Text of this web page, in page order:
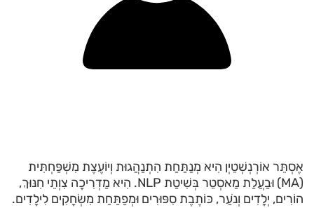
אֶסְתֵּר אוֹרְנְשְׁטֵיְן הִיא מְנַתַּחַת הִתְנַהֲגוּת וְיוֹעֶצֶת מִשְׁפַּחְתִּית
(MA) וּבַעֲלַת מַאסְטֵר בְּשִׁיטַת NLP. הִיא מַדְרִיכָה צִוְתֵי חִנּוּךְ,
הוֹרִים, יְלָדִים וְנֹעַר, כּוֹתֶבֶת סִפּוּרִים וּמְפַתַּחַת מִשְׂחָקִים לִילָדִים.